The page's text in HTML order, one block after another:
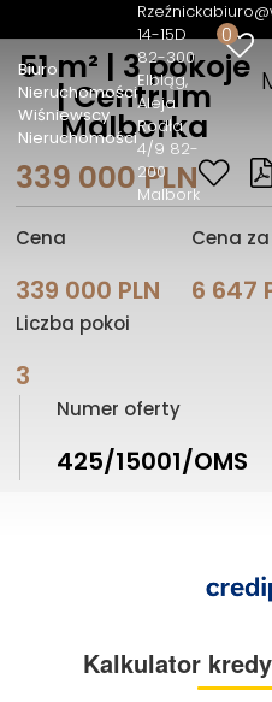
Biuro
Nieruchomości
Wiśniewscy
Nieruchomości
Rzeźnicka
14-15D
82-300
Elbląg
Aleja
Rodła
4/9 82-
200
Malbork
0
51 m² | 3 pokoje
| Centrum
Malborka
339 000 PLN
Cena
339 000 PLN
Cena
6 647
Liczba pokoi
3
Numer oferty
425/15001/OMS